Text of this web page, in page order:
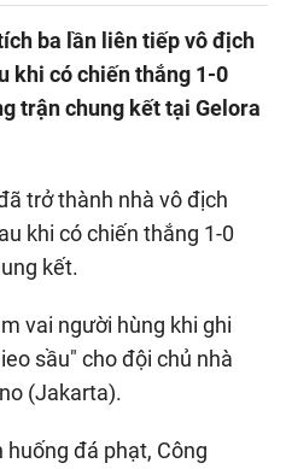
ba lần liên tiếp vô địch
khi có chiến thắng 1-0
trận chung kết tại Gelora
trở thành nhà vô địch
khi có chiến thắng 1-0
kết.
vai người hùng khi ghi
sầu" cho đội chủ nhà
(Jakarta).
đá phạt, Công